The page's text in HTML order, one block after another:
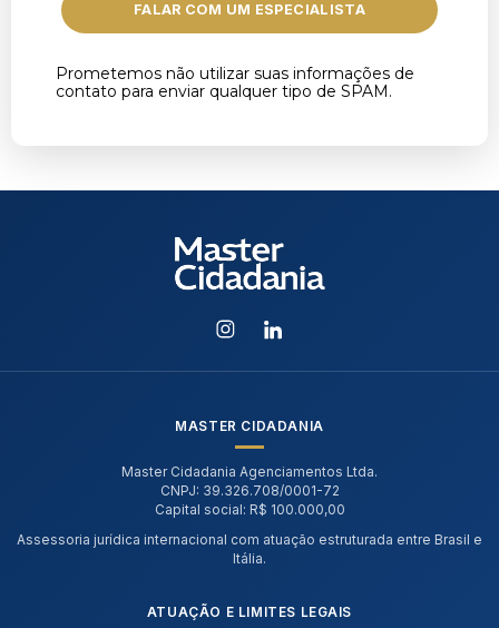
FALAR COM UM ESPECIALISTA
Prometemos não utilizar suas informações de
contato para enviar qualquer tipo de SPAM.
MASTER CIDADANIA
Master Cidadania Agenciamentos Ltda.
CNPJ: 39.326.708/0001-72
Capital social: R$ 100.000,00
Assessoria jurídica internacional com atuação estruturada entre Brasil e
Itália.
ATUAÇÃO E LIMITES LEGAIS